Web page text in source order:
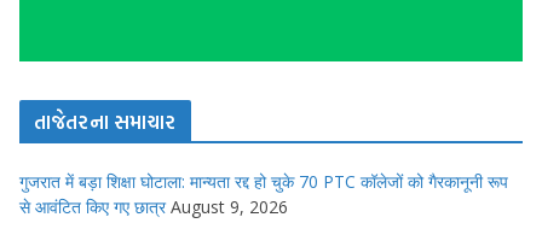
તાજેતરના સમાચાર
गुजरात में बड़ा शिक्षा घोटाला: मान्यता रद्द हो चुके 70 PTC कॉलेजों को गैरकानूनी रूप
से आवंटित किए गए छात्र August 9, 2026